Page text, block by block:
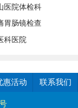
医院体检科
胃肠镜检查
科医院
惠活动 联系我们